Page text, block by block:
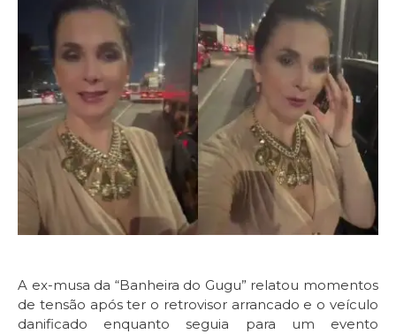
A ex-musa da “Banheira do Gugu” relatou momentos
de tensão após ter o retrovisor arrancado e o veículo
danificado enquanto seguia para um evento